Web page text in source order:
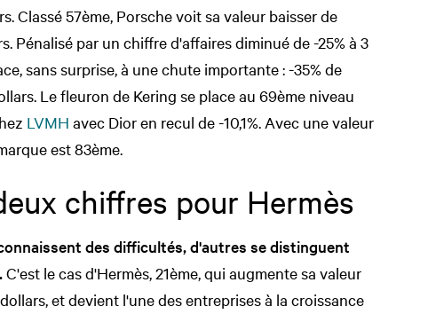
Classé 57ème, Porsche voit sa valeur baisser de
Pénalisé par un chiffre d'affaires diminué de -25% à 3
sans surprise, à une chute importante : -35% de
Le fleuron de Kering se place au 69ème niveau
LVMH avec Dior en recul de -10,1%. Avec une valeur
est 83ème.
chiffres pour Hermès
des difficultés, d'autres se distinguent
C'est le cas d'Hermès, 21ème, qui augmente sa valeur
et devient l'une des entreprises à la croissance